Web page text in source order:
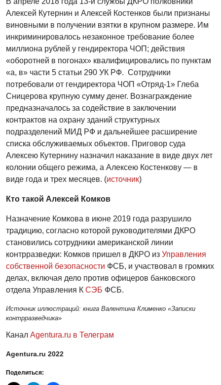
Алексей Кутернин и Алексей Костенков были признаны
виновными в получении взятки в крупном размере. Им
инкриминировалось незаконное требование более
миллиона рублей у гендиректора ЧОП; действия
«оборотней в погонах» квалифицировались по пунктам
«а, в» части 5 статьи 290 УК РФ. Сотрудники
потребовали от гендиректора ЧОП «Отряд-1» Глеба
Сницерова крупную сумму денег. Вознаграждение
предназначалось за содействие в заключении
контрактов на охрану зданий структурных
подразделений МИД РФ и дальнейшее расширение
списка обслуживаемых объектов. Приговор суда
Алексею Кутернину назначил наказание в виде двух лет
колонии общего режима, а Алексею Костенкову — в
виде года и трех месяцев. (источник)
Кто такой Алексей Комков
Назначение Комкова в июне 2019 года разрушило
традицию, согласно которой руководителями ДКРО
становились сотрудники американской линии
контрразведки: Комков пришел в ДКРО из Управления
собственной безопасности ФСБ, и участвовал в громких
делах, включая дело против офицеров банковского
отдела Управления К СЭБ ФСБ.
Источник иллюстраций: книга Валентина Клименко «Записки
контрразведчика»
Канал Agentura.ru в Телеграм
Agentura.ru 2022
Поделиться: